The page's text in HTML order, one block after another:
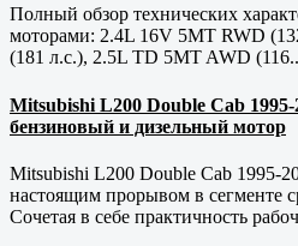
Полный обзор технических
моторами: 2.4L 16V 5MT RWD
(181 л.с.), 2.5L TD 5MT AWD
Mitsubishi L200 Double Cab
бензиновый и дизельный мотор
Mitsubishi L200 Double Cab 1995-
настоящим прорывом в сегменте
Сочетая в себе практичность